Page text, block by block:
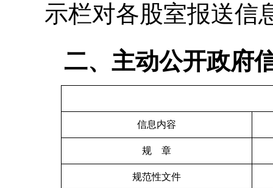
示栏对各股室报送信
二、主动公开政府
信息内容
规 章
规范性文件